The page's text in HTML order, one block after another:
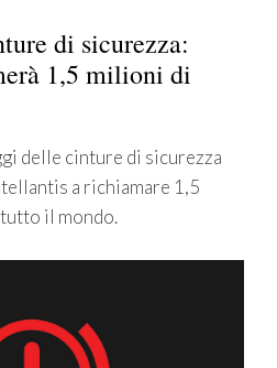
di sicurezza:
1,5 milioni di
delle cinture di sicurezza
a richiamare 1,5
il mondo.